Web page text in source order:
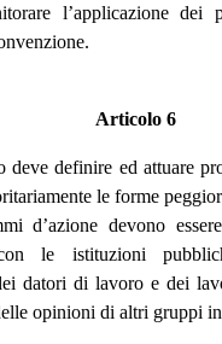
l’applicazione dei
Articolo 6
deve definire ed attuare
le forme
d’azione devono
con le istituzioni
datori di lavoro e dei
opinioni di altri gruppi